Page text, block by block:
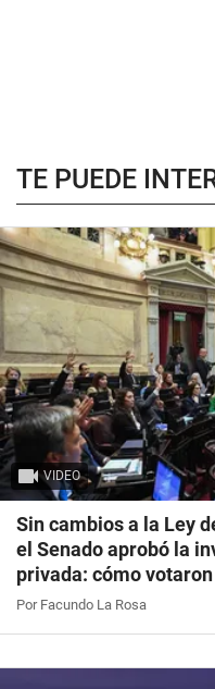
TE PUEDE
VIDEO
Sin cambios a la Ley
el Senado aprobó la
privada: cómo
Por Facundo La Rosa